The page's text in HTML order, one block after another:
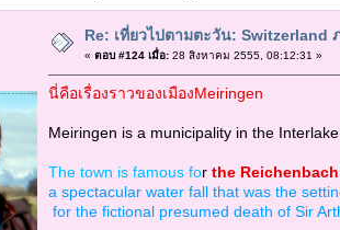
Re: เที่ยวไปตามตะวัน: Switzerland
« ตอบ #124 เมื่อ:28 สิงหาคม 2555, 08:12:31 »
นี่คือเรื่องราวของเมืองMeiringen
Meiringen is a municipality in the
The town is famous forthe
a spectacular water fall that was the
for the fictional presumed death of Sir